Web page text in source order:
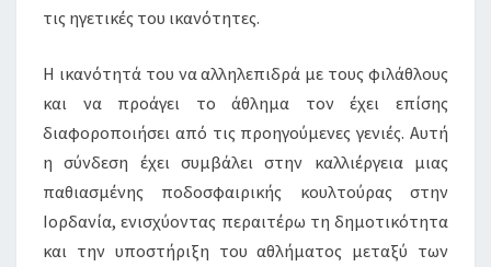
τις ηγετικές του ικανότητες.
Η ικανότητά του να αλληλεπιδρά με τους φιλάθλους
και να προάγει το άθλημα τον έχει επίσης
διαφοροποιήσει από τις προηγούμενες γενιές. Αυτή
η σύνδεση έχει συμβάλει στην καλλιέργεια μιας
παθιασμένης ποδοσφαιρικής κουλτούρας στην
Ιορδανία, ενισχύοντας περαιτέρω τη δημοτικότητα
και την υποστήριξη του αθλήματος μεταξύ των